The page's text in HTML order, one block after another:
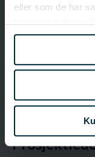
eller som de har
Ansvarlig
post@hi.no